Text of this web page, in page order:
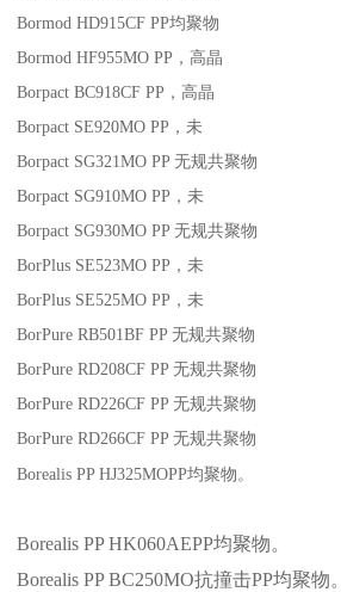
Bormod HD915CF PP均聚物
Bormod HF955MO PP ，高晶
Borpact BC918CF PP ，高晶
Borpact SE920MO PP ，未
Borpact SG321MO PP无规共聚物
Borpact SG910MO PP ，未
Borpact SG930MO PP无规共聚物
BorPlus SE523MO PP ，未
BorPlus SE525MO PP ，未
BorPure RB501BF PP无规共聚物
BorPure RD208CF PP无规共聚物
BorPure RD226CF PP无规共聚物
BorPure RD266CF PP无规共聚物
Borealis PP HJ325MOPP均聚物。
Borealis PP HK060AEPP均聚物。
Borealis PP BC250MO抗撞击PP均聚物。